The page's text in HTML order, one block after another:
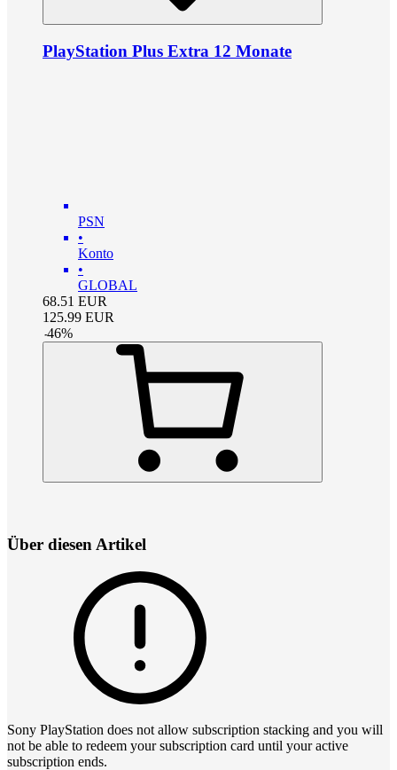
PlayStation Plus Extra 12 Monate
PSN
•
Konto
•
GLOBAL
68.51 EUR
125.99 EUR
-46%
Über diesen Artikel
Sony PlayStation does not allow subscription stacking and you will
not be able to redeem your subscription card until your active
subscription ends.